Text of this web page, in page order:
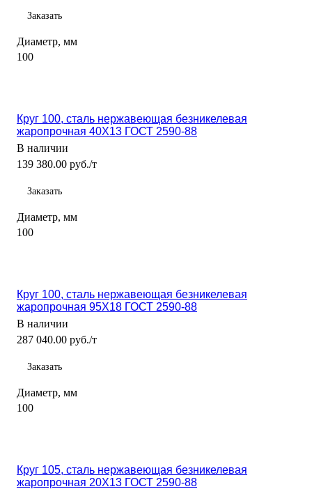
Заказать
Диаметр, мм
100
Круг 100, сталь нержавеющая безникелевая
жаропрочная 40Х13 ГОСТ 2590-88
В наличии
139 380.00 руб./т
Заказать
Диаметр, мм
100
Круг 100, сталь нержавеющая безникелевая
жаропрочная 95Х18 ГОСТ 2590-88
В наличии
287 040.00 руб./т
Заказать
Диаметр, мм
100
Круг 105, сталь нержавеющая безникелевая
жаропрочная 20Х13 ГОСТ 2590-88